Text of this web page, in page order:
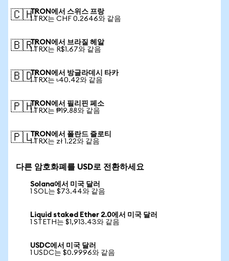
🇨🇭TRON에서 스위스 프랑
1 TRX는 CHF 0.2646와 같음
🇧🇷TRON에서 브라질 헤알
1 TRX는 R$1.67와 같음
🇧🇩TRON에서 방글라데시 타카
1 TRX는 ৳40.42와 같음
🇵🇭TRON에서 필리핀 페소
1 TRX는 ₱19.88와 같음
🇵🇱TRON에서 폴란드 즐로티
1 TRX는 zł 1.22와 같음
다른 암호화폐를 USD로 전환하세요
Solana에서 미국 달러
1 SOL는 $73.44와 같음
Liquid staked Ether 2.0에서 미국 달러
1 STETH는 $1,913.43와 같음
USDC에서 미국 달러
1 USDC는 $0.9996와 같음